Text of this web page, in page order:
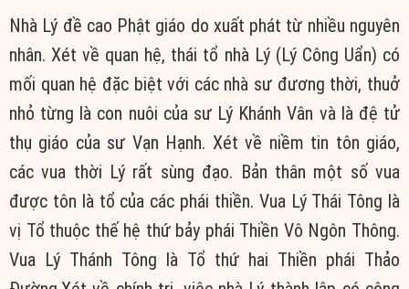
Nhà Lý đề cao Phật giáo do xuất phát từ nhiều nguyên
nhân. Xét về quan hệ, thái tổ nhà Lý (Lý Công Uẩn) có
mối quan hệ đặc biệt với các nhà sư đương thời, thuở
nhỏ từng là con nuôi của sư Lý Khánh Vân và là đệ tử
thụ giáo của sư Vạn Hạnh. Xét về niềm tin tôn giáo,
các vua thời Lý rất sùng đạo. Bản thân một số vua
được tôn là tổ của các phái thiền. Vua Lý Thái Tông là
vị Tổ thuộc thế hệ thứ bảy phái Thiền Vô Ngôn Thông.
Vua Lý Thánh Tông là Tổ thứ hai Thiền phái Thảo